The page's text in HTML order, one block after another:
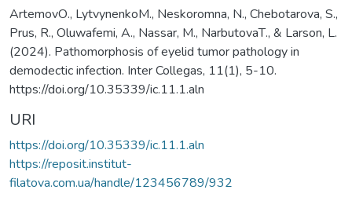
ArtemovО., LytvynenkoМ., Neskoromna, N., Chebotarova, S.,
Prus, R., Oluwafemi, A., Nassar, M., NarbutovaТ., & Larson, L.
(2024). Pathomorphosis of eyelid tumor pathology in
demodectic infection. Inter Collegas, 11(1), 5-10.
https://doi.org/10.35339/ic.11.1.aln
URI
https://doi.org/10.35339/ic.11.1.aln
https://reposit.institut-
filatova.com.ua/handle/123456789/932